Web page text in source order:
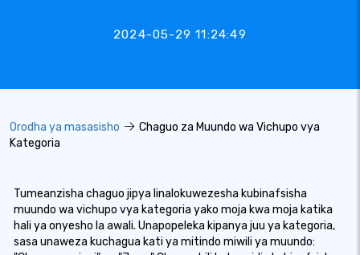
2024-05-29 11:24:49
Orodha ya masasisho
Chaguo za Muundo wa Vichupo vya
Kategoria
Tumeanzisha chaguo jipya linalokuwezesha kubinafsisha
muundo wa vichupo vya kategoria yako moja kwa moja katika
hali ya onyesho la awali. Unapopeleka kipanya juu ya kategoria,
sasa unaweza kuchagua kati ya mitindo miwili ya muundo: